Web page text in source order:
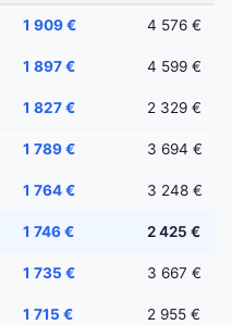
1 909 € 4 576 €
1 897 € 4 599 €
1 827 € 2 329 €
1 789 € 3 694 €
1 764 € 3 248 €
1 746 € 2 425 €
1 735 € 3 667 €
1 715 € 2 955 €